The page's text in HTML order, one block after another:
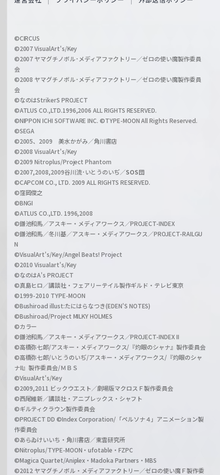
a
r
z
i
l
h
a
n
l
©CIRCUS
©2007 VisualArt's/Key
©2007 ヤマグチノボル･メディアファクトリー／ゼロの使い魔製作委員
会
©2008 ヤマグチノボル･メディアファクトリー／ゼロの使い魔製作委員
会
©なのはStrikerS PROJECT
©ATLUS CO.,LTD.1996,2006 ALL RIGHTS RESERVED.
©NIPPON ICHI SOFTWARE INC. ©TYPE-MOON All Rights Reserved.
©SEGA
©2005、2009 美水かがみ／角川書店
©2008 VisualArt's/Key
©2009 Nitroplus/Project Phantom
©2007,2008,2009谷川流･いとうのいぢ／SOS団
©CAPCOM CO., LTD. 2009 ALL RIGHTS RESERVED.
©窪岡俊之
©BNGI
©ATLUS CO.,LTD. 1996,2008
©鎌池和馬／アスキー・メディアワークス／PROJECT-INDEX
©鎌池和馬／冬川基／アスキー・メディアワークス／PROJECT-RAILGU
N
©VisualArt's/Key/Angel Beats! Project
©2010 Visualart's/Key
©なのはA's PROJECT
©真島ヒロ／講談社・フェアリーテイル製作ギルド・テレビ東京
©1999-2010 TYPE-MOON
©Bushiroad illust:たにはらなつき(EDEN'S NOTES)
©Bushiroad/Project MILKY HOLMES
©カラー
©鎌池和馬／アスキー・メディアワークス／PROJECT-INDEX II
©高橋弥七郎/アスキー・メディアワークス/『灼眼のシャナ』製作委員会
©高橋弥七郎/いとうのいぢ/アスキー・メディアワークス/『灼眼のシャ
ナII』製作委員会/ＭＢＳ
©VisualArt's/Key
©2009,2011 ビックウエスト／劇場版マクロスＦ製作委員会
©西尾維新／講談社・アニプレックス・シャフト
©ギルティクラウン製作委員会
©PROJECT DD ©Index Corporation/「ペルソナ４」アニメーション製
作委員会
©あらゐけいいち・角川書店／東雲研究所
©Nitroplus/TYPE-MOON・ufotable・FZPC
©Magica Quartet/Aniplex・Madoka Partners・MBS
©2012 ヤマグチノボル・メディアファクトリー／ゼロの使い魔Ｆ製作委